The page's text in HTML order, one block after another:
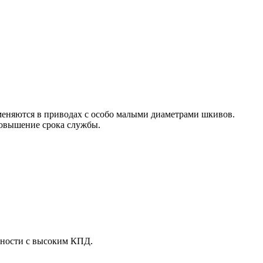
в приводах с особо малыми диаметрами шкивов.
срока службы.
с высоким КПД.